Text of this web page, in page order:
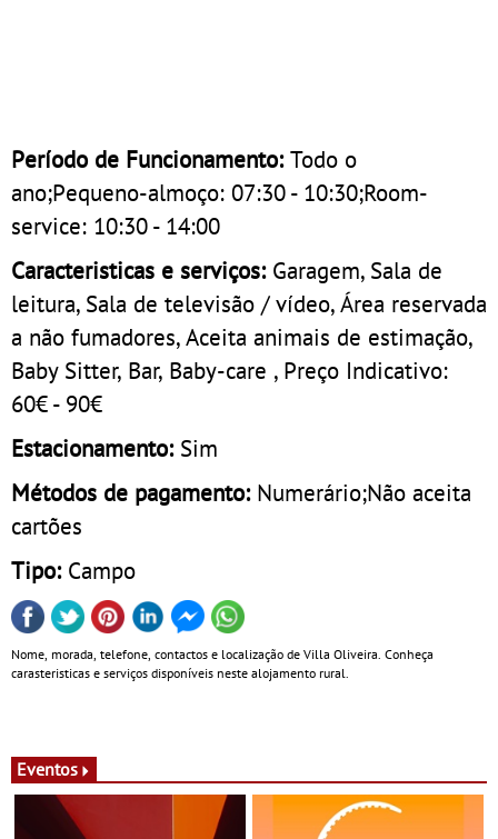
Período de Funcionamento:Todo o
ano;Pequeno-almoço: 07:30 - 10:30;Room-
service: 10:30 - 14:00
Caracteristicas e serviços: Garagem, Sala de
leitura, Sala de televisão / vídeo, Área reservada
a não fumadores, Aceita animais de estimação,
Baby Sitter, Bar, Baby-care , Preço Indicativo:
60€ - 90€
Estacionamento: Sim
Métodos de pagamento: Numerário;Não aceita
cartões
Tipo: Campo
Nome, morada, telefone, contactos e localização de Villa Oliveira. Conheça
carasteristicas e serviços disponíveis neste alojamento rural.
Eventos